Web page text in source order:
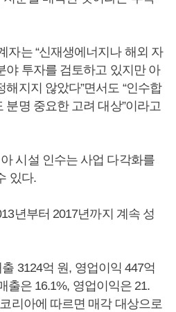
자는 “신재생에너지나 해외 자
야 투자를 검토하고 있지만 아
지지 않았다”면서도 “인수합
분명 중요한 고려 대상”이라고
시설 인수는 사업 다각화를
있다.
년부터 2017년까지 계속 성
3124억 원, 영업이익 447억
출은 16.1%, 영업이익은 21.
리아에 따르면 매각 대상으로